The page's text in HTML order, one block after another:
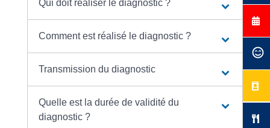
Qui doit réaliser le diagnostic ?
Comment est réalisé le diagnostic ?
Transmission du diagnostic
Quelle est la durée de validité du
diagnostic ?